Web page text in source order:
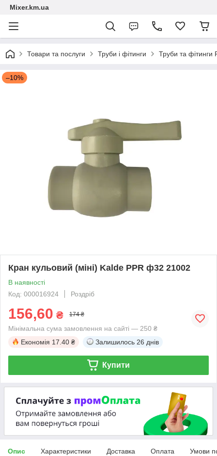
Mixer.km.ua
Товари та послуги Труби і фітинги Труби та фітинги
–10%
Кран кульовий (міні) Kalde PPR ф32 21002
В наявності
Код: 000016924
Роздріб
156,60 ₴ 174 ₴
Мінімальна сума замовлення на сайті — 250 ₴
Економія 17.40 ₴ Залишилось 26 днів
Купити
Опис Характеристики Доставка Оплата Умови